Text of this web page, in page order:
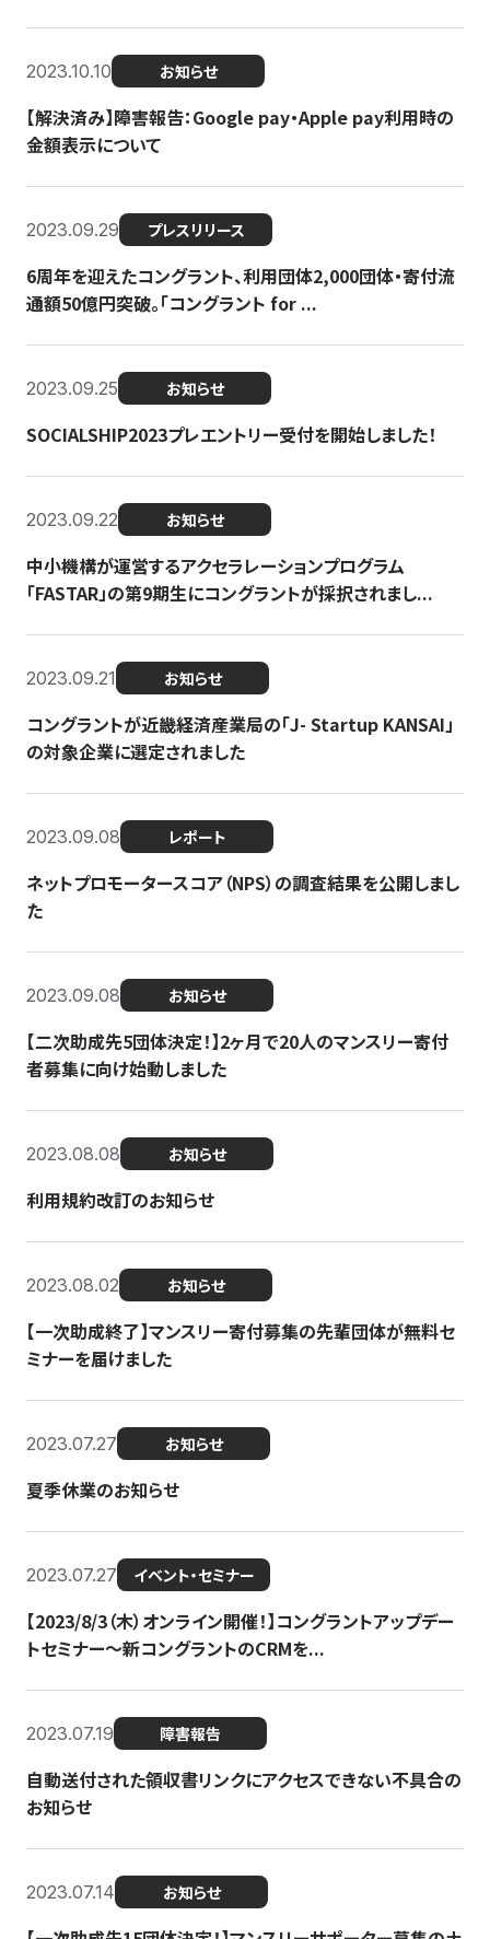
2023.10.10 お知らせ
【解決済み】障害報告：Google pay・Apple pay利用時の
金額表示について
2023.09.29 プレスリリース
6周年を迎えたコングラント、利用団体2,000団体・寄付流
通額50億円突破。「コングラント for ...
2023.09.25 お知らせ
SOCIALSHIP2023プレエントリー受付を開始しました！
2023.09.22 お知らせ
中小機構が運営するアクセラレーションプログラム
「FASTAR」の第9期生にコングラントが採択されまし...
2023.09.21 お知らせ
コングラントが近畿経済産業局の「J- Startup KANSAI」
の対象企業に選定されました
2023.09.08 レポート
ネットプロモータースコア（NPS）の調査結果を公開しまし
た
2023.09.08 お知らせ
【二次助成先5団体決定！】2ヶ月で20人のマンスリー寄付
者募集に向け始動しました
2023.08.08 お知らせ
利用規約改訂のお知らせ
2023.08.02 お知らせ
【一次助成終了】マンスリー寄付募集の先輩団体が無料セ
ミナーを届けました
2023.07.27 お知らせ
夏季休業のお知らせ
2023.07.27 イベント・セミナー
【2023/8/3（木）オンライン開催！】コングラントアップデー
トセミナー〜新コングラントのCRMを...
2023.07.19 障害報告
自動送付された領収書リンクにアクセスできない不具合の
お知らせ
2023.07.14 お知らせ